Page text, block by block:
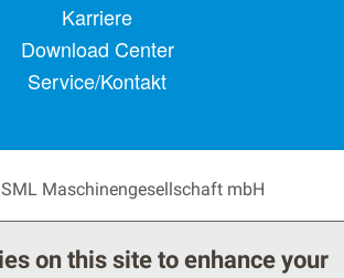
Karriere
Download Center
Service/Kontakt
Maschinengesellschaft mbH
Footer Menu
on this site to enhance your